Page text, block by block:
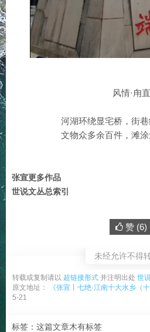
风情·甪直
河湖环绕显宅桥，街巷
文物众多余百件，滩涂
张宣更多作品
世说文丛总索引
赞 (6)
未经允许不得
转载或复制请以 超链接形式 并注明出处 世
原文地址：
《张宣丨七绝·江南十大水乡（
5-21
标签：这篇文章木有标签